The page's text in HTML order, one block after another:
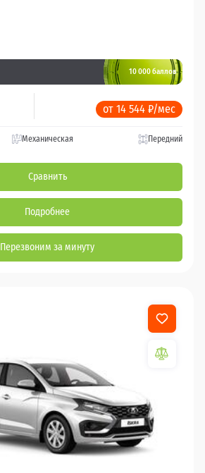
10 000 баллов
от 14 544 ₽/мес
Механическая Передний
Сравнить
Подробнее
Перезвоним за минуту